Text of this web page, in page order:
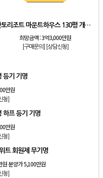
안토리조트 마운트하우스 130평 개인 기명
희망금액 :3억3,000만원
[구매문의] [상담신청]
등기 기명
만원
청]
하프 등기 기명
만원
청]
트 회원제 무기명
원 분양가 5,100만원
청]